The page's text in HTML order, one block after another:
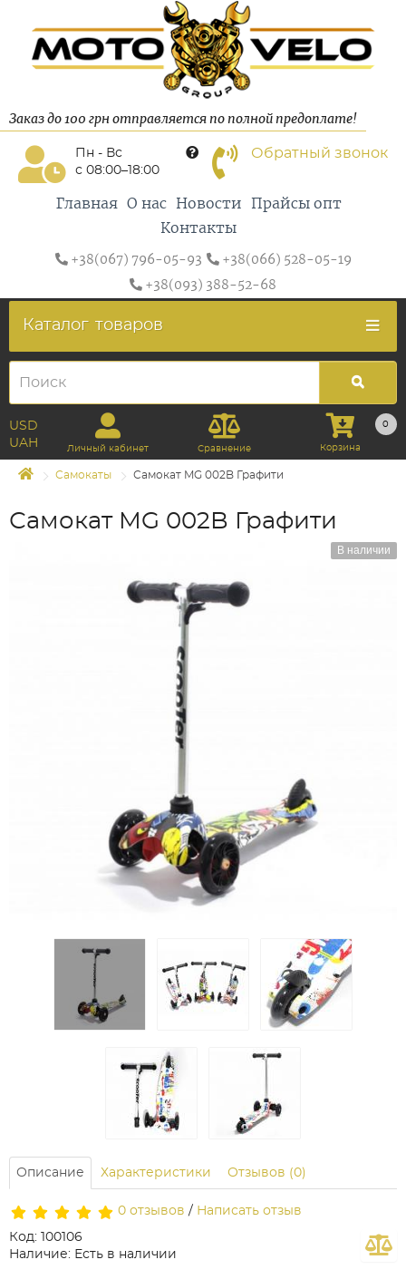
Заказ до 100 грн отправляется по полной предоплате!
Пн - Вс
с 08:00–18:00
Обратный звонок
Главная О нас Новости
Прайсы опт
Контакты
+38(067) 796-05-93
+38(066) 528-05-19
+38(093) 388-52-68
Каталог товаров
USD
UAH
Личный кабинет Сравнение
0
Корзина
Самокаты Самокат MG 002B Графити
Самокат MG 002B Графити
В наличии
Описание Характеристики Отзывов (0)
0 отзывов / Написать отзыв
Код: 100106
Наличие: Есть в наличии